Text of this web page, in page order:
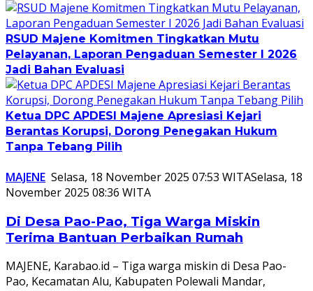
RSUD Majene Komitmen Tingkatkan Mutu
Pelayanan, Laporan Pengaduan Semester I 2026
Jadi Bahan Evaluasi
Ketua DPC APDESI Majene Apresiasi Kejari
Berantas Korupsi, Dorong Penegakan Hukum
Tanpa Tebang Pilih
MAJENE Selasa, 18 November 2025 07:53 WITASelasa, 18
November 2025 08:36 WITA
Di Desa Pao-Pao, Tiga Warga Miskin
Terima Bantuan Perbaikan Rumah
MAJENE, Karabao.id – Tiga warga miskin di Desa Pao-
Pao, Kecamatan Alu, Kabupaten Polewali Mandar,